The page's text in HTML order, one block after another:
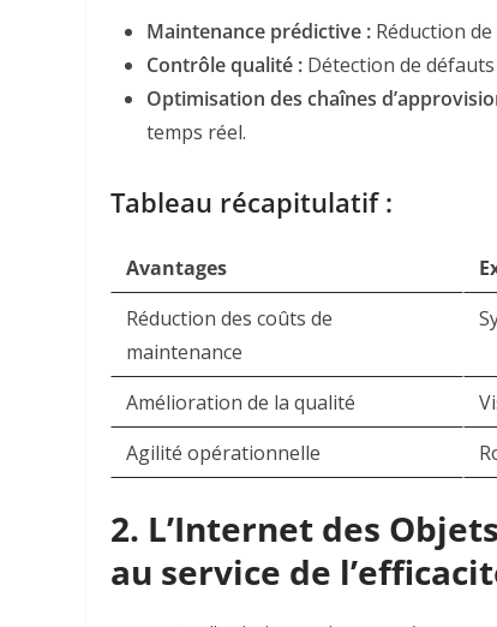
Maintenance prédictive : Réduction de
Contrôle qualité : Détection de
Optimisation des chaînes
temps réel.
Tableau récapitulatif :
Avantages
Réduction des coûts de
maintenance
Amélioration de la qualité
Agilité opérationnelle
2. L’Internet des
au service de